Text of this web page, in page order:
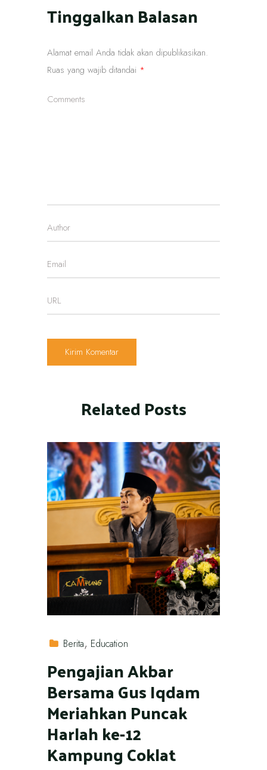
Tinggalkan Balasan
Alamat email Anda tidak akan dipublikasikan.
Ruas yang wajib ditandai *
Related Posts
Berita Education
Pengajian Akbar
Bersama Gus Iqdam
Meriahkan Puncak
Harlah ke-12
Kampung Coklat